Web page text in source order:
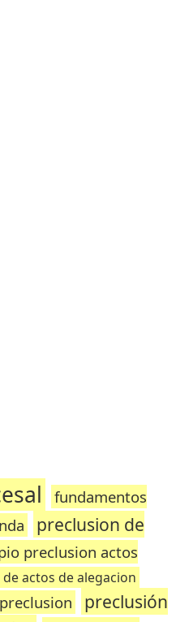
fundamentos
preclusion de
preclusion actos
actos de alegacion
preclusión